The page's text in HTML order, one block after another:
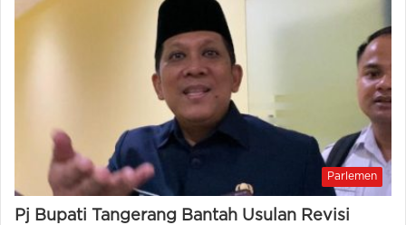
Parlemen
Pj Bupati Tangerang Bantah Usulan Revisi